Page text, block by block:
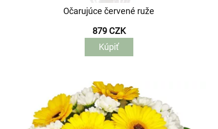
Očarujúce červené ruže
879 CZK
Kúpiť